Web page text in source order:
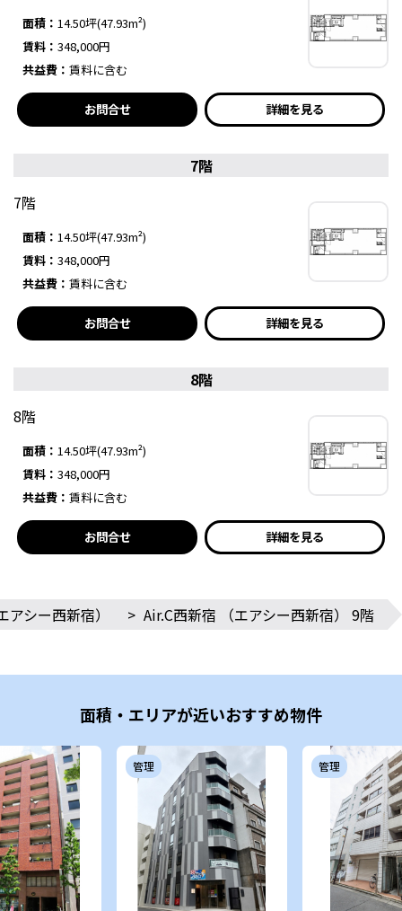
面積： 14.50坪(47.93m²)
賃料： 348,000円
共益費： 賃料に含む
お問合せ 詳細を見る
7階
7階
面積： 14.50坪(47.93m²)
賃料： 348,000円
共益費： 賃料に含む
お問合せ 詳細を見る
8階
8階
面積： 14.50坪(47.93m²)
賃料： 348,000円
共益費： 賃料に含む
お問合せ 詳細を見る
シー西新宿） > Air.C西新宿 （エアシー西新宿） 9階
面積・エリアが近いおすすめ物件
管理 管理